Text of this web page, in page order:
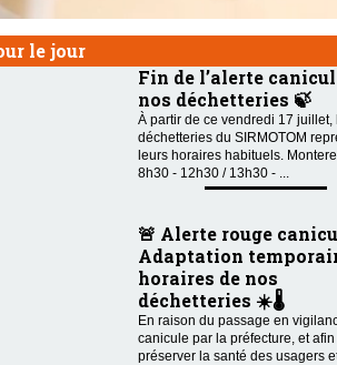
le jour
Fin de l’alerte
nos déchetteries 🍃
À partir de ce vendredi 17 juillet,
déchetteries du SIRMOTOM
leurs horaires habituels.
8h30 - 12h30 / 13h30 - ...
🚨 Alerte rouge
Adaptation
horaires de nos
déchetteries ☀️🌡️
En raison du passage en
canicule par la préfecture, et
préserver la santé des usagers